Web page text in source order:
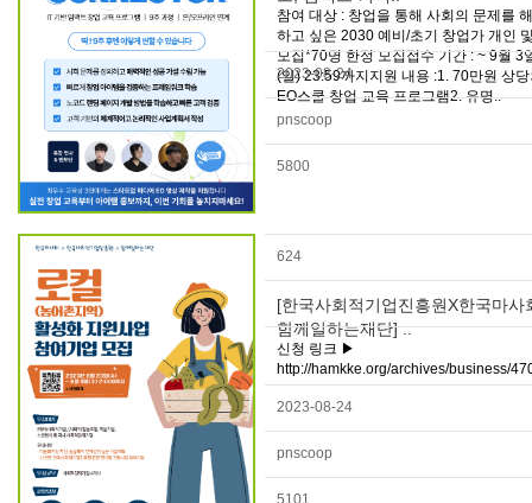
참여 대상 : 창업을 통해 사회의 문제를
하고 싶은 2030 예비/초기 창업가 개인
모집*70명 한정 모집접수 기간 : ~ 9월 3
(일) 23:59까지지원 내용 :1. 70만원 상
EO스쿨 창업 교육 프로그램2. 유명..
2023-08-24
pnscoop
5800
624
[한국사회적기업진흥원X한국마사
함께일하는재단] ..
신청 링크 ▶
http://hamkke.org/archives/business/
2023-08-24
pnscoop
5101